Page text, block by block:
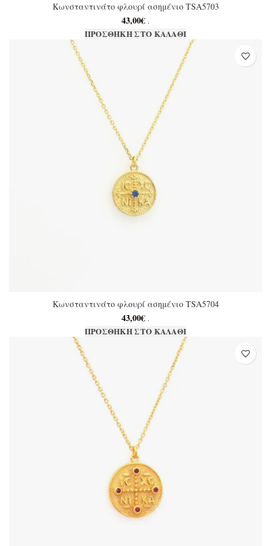
Κωνσταντινάτο φλουρί ασημένιο TSA5703
43,00€ .
ΠΡΟΣΘΉΚΗ ΣΤΟ ΚΑΛΆΘΙ
Κωνσταντινάτο φλουρί ασημένιο TSA5704
43,00€ .
ΠΡΟΣΘΉΚΗ ΣΤΟ ΚΑΛΆΘΙ